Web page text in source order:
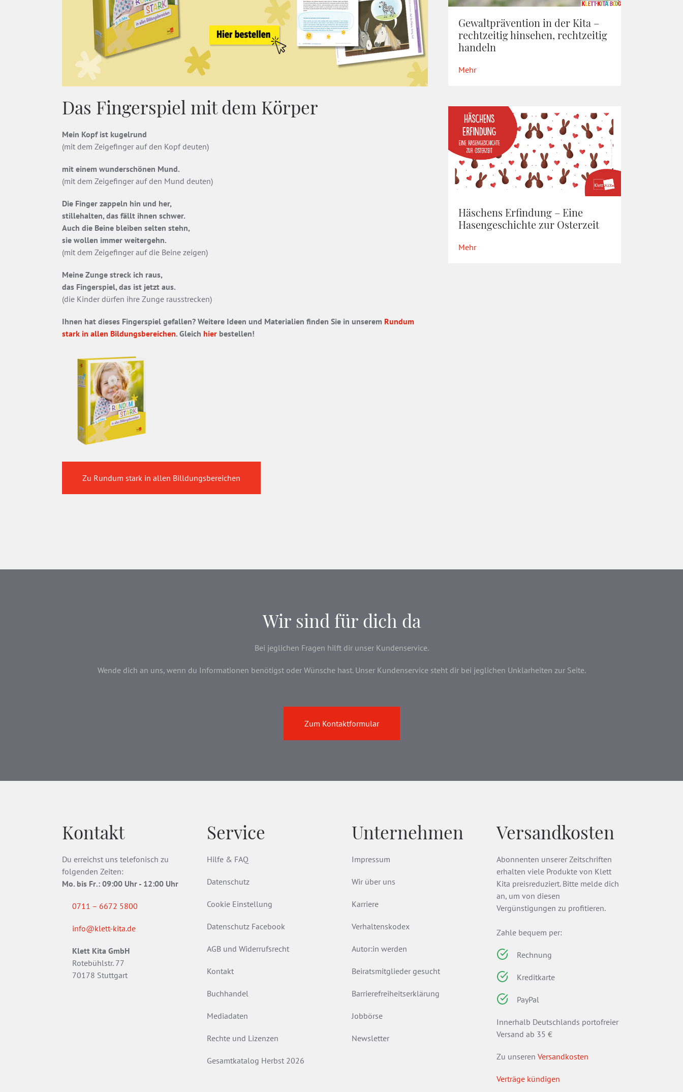
Das Fingerspiel mit dem Körper
Mein Kopf ist kugelrund
(mit dem Zeigefinger auf den Kopf deuten)
mit einem wunderschönen Mund.
(mit dem Zeigefinger auf den Mund deuten)
Die Finger zappeln hin und her,
stillehalten, das fällt ihnen schwer.
Auch die Beine bleiben selten stehn,
sie wollen immer weitergehn.
(mit dem Zeigefinger auf die Beine zeigen)
Meine Zunge streck ich raus,
das Fingerspiel, das ist jetzt aus.
(die Kinder dürfen ihre Zunge rausstrecken)
Ihnen hat dieses Fingerspiel gefallen? Weitere Ideen und Materialien finden Sie in unserem Rundum
stark in allen Bildungsbereichen. Gleich hier bestellen!
Zu Rundum stark in allen Billdungsbereichen
Gewaltprävention in der Kita –
rechtzeitig hinsehen, rechtzeitig
handeln
Mehr
Häschens Erfindung – Eine
Hasengeschichte zur Osterzeit
Mehr
Wir sind für dich da
Bei jeglichen Fragen hilft dir unser Kundenservice.
Wende dich an uns, wenn du Informationen benötigst oder Wünsche hast. Unser Kundenservice steht dir bei jeglichen Unklarheiten zur Seite.
Zum Kontaktformular
Kontakt
Du erreichst uns telefonisch zu
folgenden Zeiten:
Mo. bis Fr.: 09:00 Uhr - 12:00 Uhr
0711 – 6672 5800
info@klett-kita.de
Klett Kita GmbH
Rotebühlstr. 77
70178 Stuttgart
Service
Hilfe & FAQ
Datenschutz
Cookie Einstellung
Datenschutz Facebook
AGB und Widerrufsrecht
Kontakt
Buchhandel
Mediadaten
Rechte und Lizenzen
Gesamtkatalog Herbst 2026
Unternehmen
Impressum
Wir über uns
Karriere
Verhaltenskodex
Autor:in werden
Beiratsmitglieder gesucht
Barrierefreiheitserklärung
Jobbörse
Newsletter
Versandkosten
Abonnenten unserer Zeitschriften
erhalten viele Produkte von Klett
Kita preisreduziert. Bitte melde dich
an, um von diesen
Vergünstigungen zu profitieren.
Zahle bequem per:
Rechnung
Kreditkarte
PayPal
Innerhalb Deutschlands portofreier
Versand ab 35 €
Zu unseren Versandkosten
Verträge kündigen